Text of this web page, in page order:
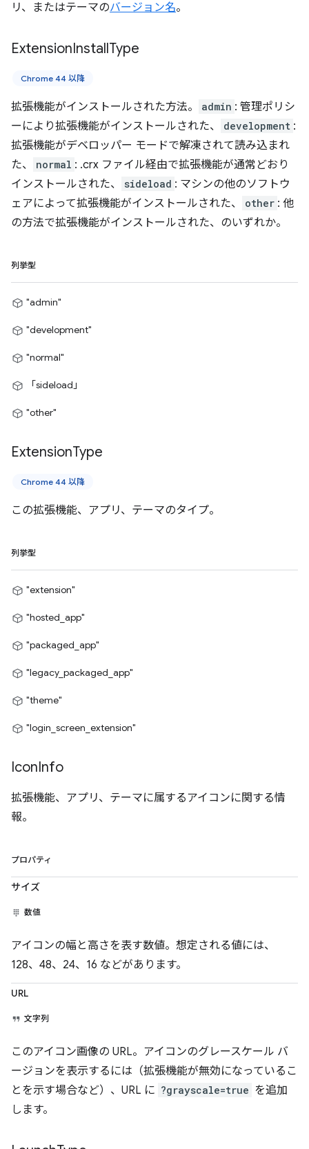
リ、またはテーマのバージョン名。
ExtensionInstallType
Chrome 44 以降
拡張機能がインストールされた方法。 admin : 管理ポリシ
ーにより拡張機能がインストールされた、
development :
拡張機能がデベロッパー モードで解凍されて読み込まれ
た、
normal : .crx ファイル経由で拡張機能が通常どおり
インストールされた、
sideload : マシンの他のソフトウ
ェアによって拡張機能がインストールされた、
other : 他
の方法で拡張機能がインストールされた、のいずれか。
列挙型
"admin"
"development"
"normal"
「sideload」
"other"
ExtensionType
Chrome 44 以降
この拡張機能、アプリ、テーマのタイプ。
列挙型
"extension"
"hosted_app"
"packaged_app"
"legacy_packaged_app"
"theme"
"login_screen_extension"
IconInfo
拡張機能、アプリ、テーマに属するアイコンに関する情
報。
プロパティ
サイズ
数値
アイコンの幅と高さを表す数値。想定される値には、
128、48、24、16 などがあります。
URL
文字列
このアイコン画像の URL。アイコンのグレースケール バ
ージョンを表示するには（拡張機能が無効になっているこ
とを示す場合など）、URL に ?grayscale=true を追加
します。